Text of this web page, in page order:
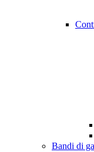
Bandi di